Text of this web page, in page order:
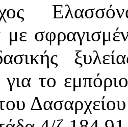
με
για το